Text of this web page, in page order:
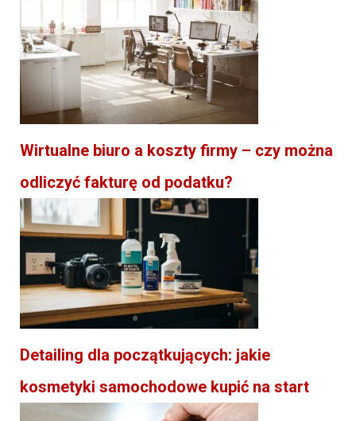
Wirtualne biuro a koszty firmy – czy można
odliczyć fakturę od podatku?
Detailing dla początkujących: jakie
kosmetyki samochodowe kupić na start